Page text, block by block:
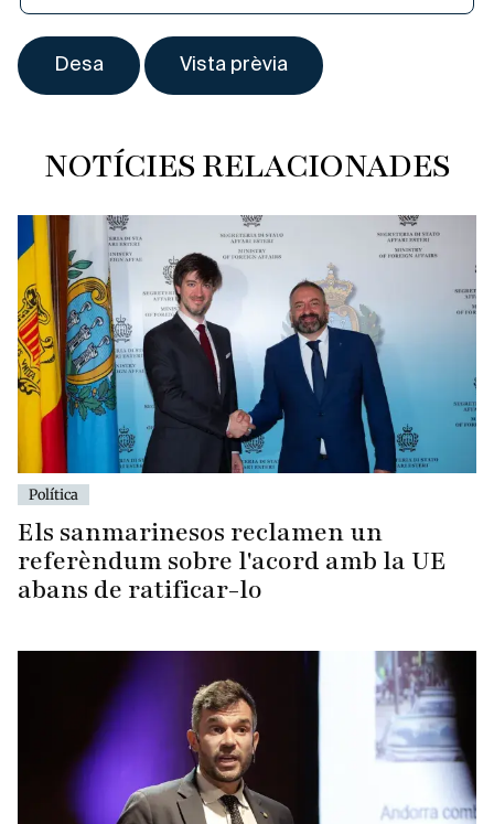
NOTÍCIES RELACIONADES
Política
Els sanmarinesos reclamen un
referèndum sobre l'acord amb la UE
abans de ratificar-lo